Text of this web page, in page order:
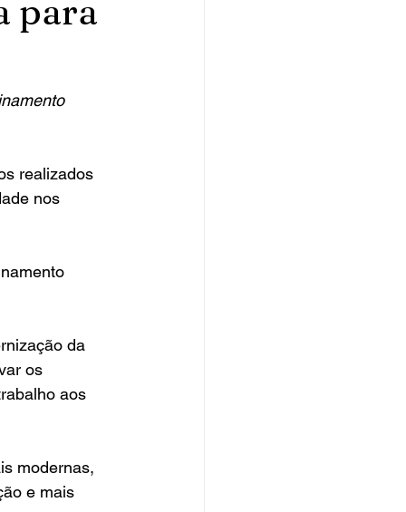
para
realizados
nos
da
os
aos
modernas,
e mais